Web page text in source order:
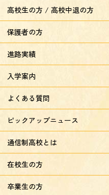
高校生の方 / 高校中退の方
保護者の方
進路実績
入学案内
よくある質問
ピックアップニュース
通信制高校とは
在校生の方
卒業生の方